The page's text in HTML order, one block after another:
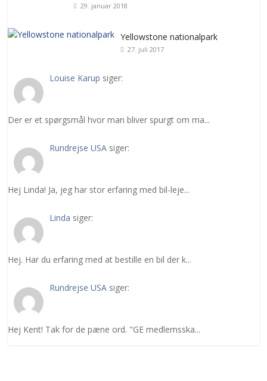
29. januar 2018
Yellowstone nationalpark
27. juli 2017
Louise Karup siger:
Der er et spørgsmål hvor man bliver spurgt om ma...
Rundrejse USA siger:
Hej Linda! Ja, jeg har stor erfaring med bil-leje...
Linda siger:
Hej. Har du erfaring med at bestille en bil der k...
Rundrejse USA siger:
Hej Kent! Tak for de pæne ord. "GE medlemsska...